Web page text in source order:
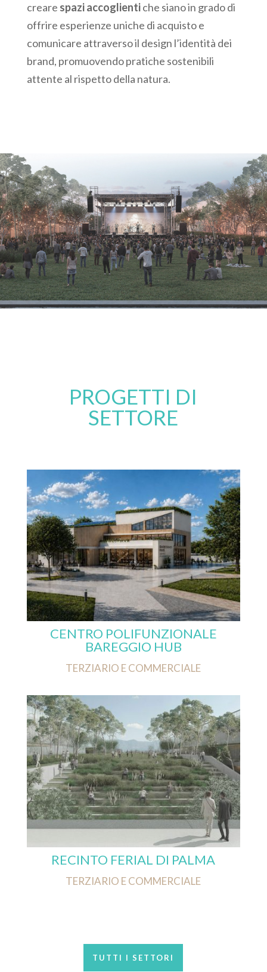
creare spazi accoglientiche siano in grado di
offrire esperienze uniche di acquisto e
comunicare attraverso il design l’identità dei
brand, promuovendo pratiche sostenibili
attente al rispetto della natura.
PROGETTI DI
SETTORE
CENTRO POLIFUNZIONALE
BAREGGIO HUB
TERZIARIO E COMMERCIALE
RECINTO FERIAL DI PALMA
TERZIARIO E COMMERCIALE
TUTTI I SETTORI